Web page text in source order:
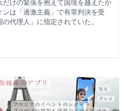
けの緊張を抱えて国境を越えたか
は「過激主義」で有罪判決を受
代理人」に指定されていた。